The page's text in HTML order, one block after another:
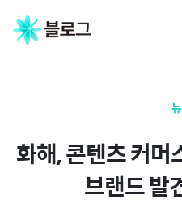
화해, 콘텐츠 커
브랜드 발